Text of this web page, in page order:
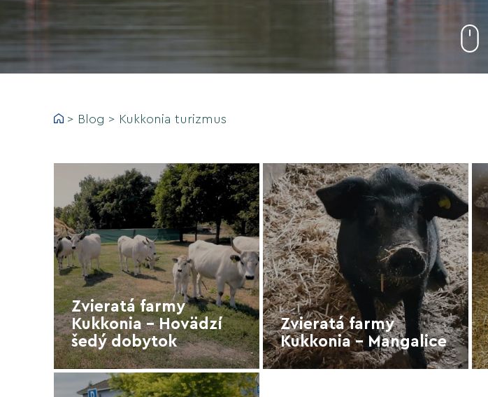
> Blog > Kukkonia turizmus
Zvieratá farmy
Kukkonia - Hovädzí
šedý dobytok
Zvieratá farmy
Kukkonia - Mangalice